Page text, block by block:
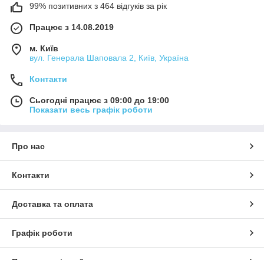
99% позитивних з 464 відгуків за рік
Працює з 14.08.2019
м. Київ
вул. Генерала Шаповала 2, Київ, Україна
Контакти
Сьогодні працює з 09:00 до 19:00
Показати весь графік роботи
Про нас
Контакти
Доставка та оплата
Графік роботи